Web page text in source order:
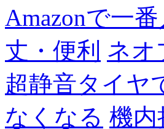
Amazonで一
丈・便利 ネオ
超静音タイヤ
なくなる 機内